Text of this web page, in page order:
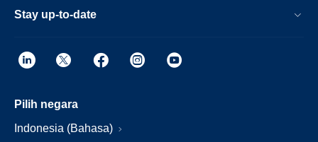
Stay up-to-date
Pilih negara
Indonesia (Bahasa)